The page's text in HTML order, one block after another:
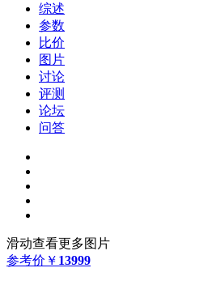
综述
参数
比价
图片
讨论
评测
论坛
问答
滑动查看更多图片
参考价 ￥ 13999